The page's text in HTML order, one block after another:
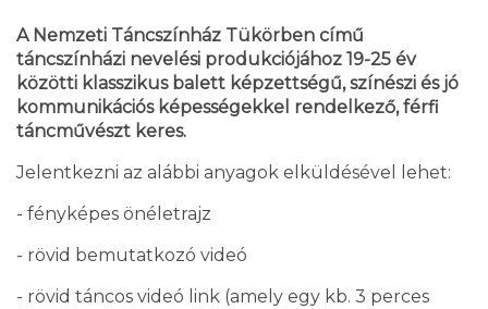
A Nemzeti Táncszínház Tükörben című
táncszínházi nevelési produkciójához 19-25 év
közötti klasszikus balett képzettségű, színészi és jó
kommunikációs képességekkel rendelkező, férfi
táncművészt keres.
Jelentkezni az alábbi anyagok elküldésével lehet:
- fényképes önéletrajz
- rövid bemutatkozó videó
- rövid táncos videó link (amely egy kb. 3 perces